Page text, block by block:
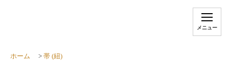
メニュー
ホーム > 帯 (紐)